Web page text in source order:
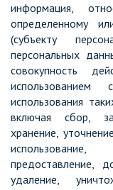
информация,
определенному
(субъекту
персональных
совокупность
использования
включая сбор,
хранение,
предоставление,
удаление,